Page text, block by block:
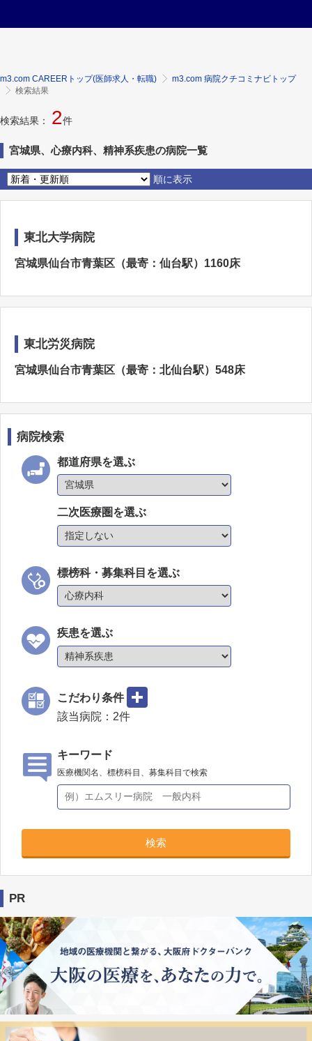
m3.com CAREERトップ(医師求人・転職)
m3.com 病院クチコミナビトップ
検索結果
検索結果： 2件
宮城県、心療内科、精神系疾患の病院一覧
順に表示
東北大学病院
宮城県仙台市青葉区（最寄：仙台駅）1160床
東北労災病院
宮城県仙台市青葉区（最寄：北仙台駅）548床
病院検索
都道府県を選ぶ
二次医療圏を選ぶ
標榜科・募集科目を選ぶ
疾患を選ぶ
こだわり条件
該当病院： 2件
キーワード
医療機関名、標榜科目、募集科目で検索
検索
PR